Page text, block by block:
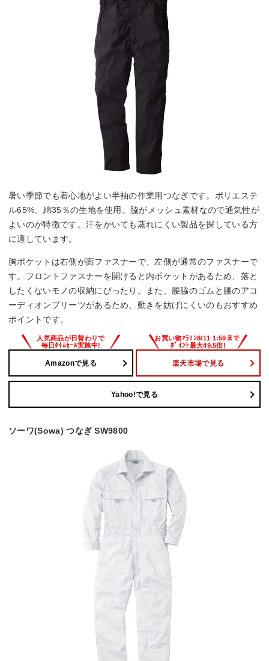
暑い季節でも着心地がよい半袖の作業用つなぎです。ポリエステ
ル65%、綿35％の生地を使用。脇がメッシュ素材なので通気性が
よいのが特徴です。汗をかいても蒸れにくい製品を探している方
に適しています。
胸ポケットは右側が面ファスナーで、左側が通常のファスナーで
す。フロントファスナーを開けると内ポケットがあるため、落と
したくないモノの収納にぴったり。また、腰脇のゴムと腰のアコ
ーディオンプリーツがあるため、動きを妨げにくいのもおすすめ
ポイントです。
Amazonで見る 楽天市場で見る
Yahoo!で見る
ソーワ(Sowa) つなぎ SW9800